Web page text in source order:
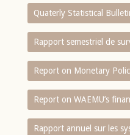
Quaterly Statistical
Rapport semestriel de
Report on Monetary
Report on WAEMU’s
Rapport annuel sur les